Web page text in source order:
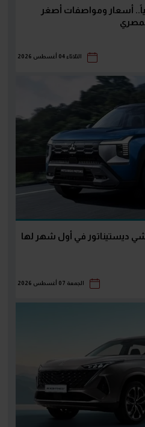
أسعار ومواصفات أصغر
الثلاثاء 04 أغسطس 2026
ديستيناتور في أول شهر لها
الجمعة 07 أغسطس 2026